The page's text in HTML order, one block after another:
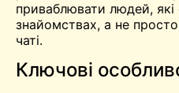
приваблювати людей, які
знайомствах, а не
чаті.
Ключові